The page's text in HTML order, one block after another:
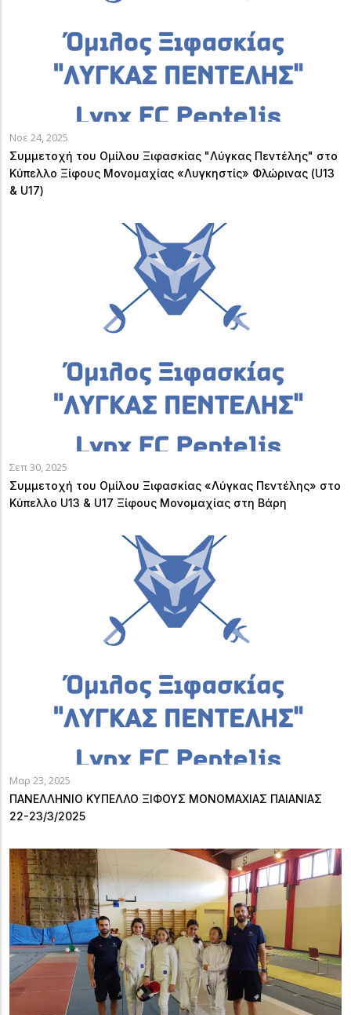
Νοε 24, 2025
Συμμετοχή του Ομίλου Ξιφασκίας "Λύγκας Πεντέλης" στο
Κύπελλο Ξίφους Μονομαχίας «Λυγκηστίς» Φλώρινας (U13
& U17)
Σεπ 30, 2025
Συμμετοχή του Ομίλου Ξιφασκίας «Λύγκας Πεντέλης» στο
Κύπελλο U13 & U17 Ξίφους Μονομαχίας στη Βάρη
Μαρ 23, 2025
ΠΑΝΕΛΛΗΝΙΟ ΚΥΠΕΛΛΟ ΞΙΦΟΥΣ ΜΟΝΟΜΑΧΙΑΣ ΠΑΙΑΝΙΑΣ
22-23/3/2025